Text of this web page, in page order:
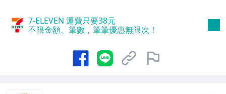
7-ELEVEN 運費只要38元
不限金額、筆數，筆筆優惠無限次！